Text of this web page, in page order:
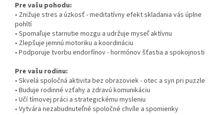
Pre vašu pohodu:
• Znižuje stres a úzkosť - meditatívny efekt skladania vás úplne
pohltí
• Spomaľuje starnutie mozgu a udržuje myseľ aktívnu
• Zlepšuje jemnú motoriku a koordináciu
• Podporuje tvorbu endorfínov - hormónov šťastia a spokojnosti
Pre vašu rodinu:
• Skvelá spoločná aktivita bez obrazoviek - otec a syn pri puzzle
• Buduje rodinné vzťahy a zdravú komunikáciu
• Učí tímovej práci a strategickému mysleniu
• Vytvára nezabudnuteľné spoločné chvíle a spomienky